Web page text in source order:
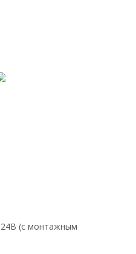
24В (с монтажным